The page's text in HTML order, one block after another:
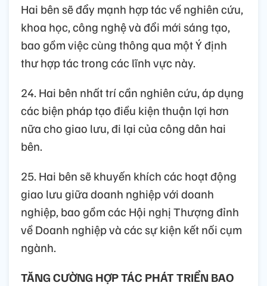
Hai bên sẽ đẩy mạnh hợp tác về nghiên cứu,
khoa học, công nghệ và đổi mới sáng tạo,
bao gồm việc cùng thông qua một Ý định
thư hợp tác trong các lĩnh vực này.
24. Hai bên nhất trí cần nghiên cứu, áp dụng
các biện pháp tạo điều kiện thuận lợi hơn
nữa cho giao lưu, đi lại của công dân hai
bên.
25. Hai bên sẽ khuyến khích các hoạt động
giao lưu giữa doanh nghiệp với doanh
nghiệp, bao gồm các Hội nghị Thượng đỉnh
về Doanh nghiệp và các sự kiện kết nối cụm
ngành.
TĂNG CƯỜNG HỢP TÁC PHÁT TRIỂN BAO